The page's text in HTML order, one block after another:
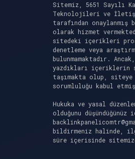
Sitemiz, 5651 Sayılı
Teknolojileri ve
tarafından onaylanmış
olarak hizmet
sitedeki içerikleri
denetleme veya
bulunmamaktadır.
yazdıkları içeriklerin
taşımakta olup, siteye
sorumluluğu kabul
Hukuka ve yasal
olduğunu
bildirmeniz halinde,
süre içerisinde